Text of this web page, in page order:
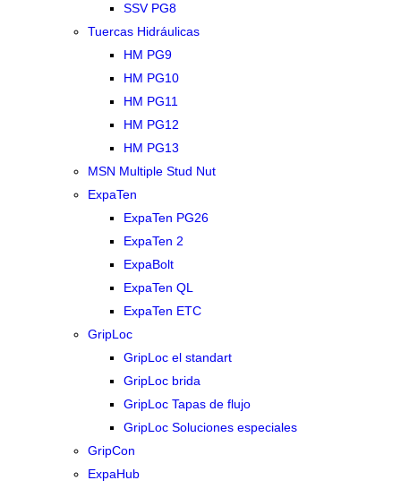
SSV PG8
Tuercas Hidráulicas
HM PG9
HM PG10
HM PG11
HM PG12
HM PG13
MSN Multiple Stud Nut
ExpaTen
ExpaTen PG26
ExpaTen 2
ExpaBolt
ExpaTen QL
ExpaTen ETC
GripLoc
GripLoc el standart
GripLoc brida
GripLoc Tapas de flujo
GripLoc Soluciones especiales
GripCon
ExpaHub